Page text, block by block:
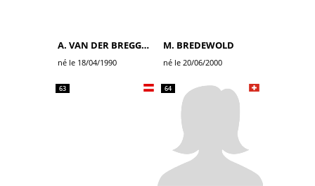
A. VAN DER BREGGEN
né le 18/04/1990
M. BREDEWOLD
né le 20/06/2000
63 64